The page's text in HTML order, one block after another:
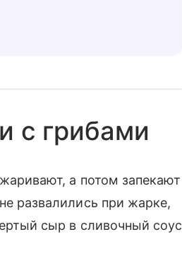
с грибами
а потом запекают
развалились при жарке,
сыр в сливочный соус